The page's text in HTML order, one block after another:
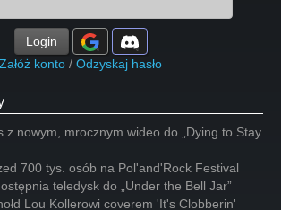
Login
Załóż konto / Odzyskaj hasło
z nowym, mrocznym wideo do „Dying to Stay
700 tys. osób na Pol'and'Rock Festival
teledysk do „Under the Bell Jar”
Lou Kollerowi coverem 'It's Clobberin'